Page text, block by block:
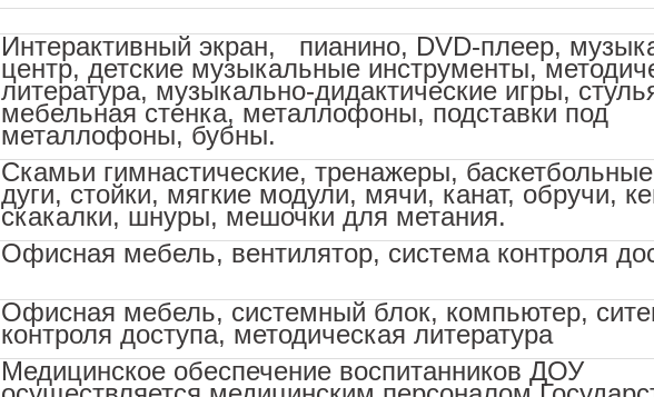
Интерактивный экран, пианино, DVD-плеер,
центр, детские музыкальные инструменты,
литература, музыкально-дидактические игры,
мебельная стенка, металлофоны, подставки под
металлофоны, бубны.
Скамьи гимнастические, тренажеры,
дуги, стойки, мягкие модули, мячи, канат, обручи,
скакалки, шнуры, мешочки для метания.
Офисная мебель, вентилятор, система контроля
Офисная мебель, системный блок, компьютер,
контроля доступа, методическая литература
Медицинское обеспечение воспитанников ДОУ